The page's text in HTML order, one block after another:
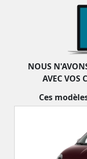
NOUS
AVEC VOS
Ces